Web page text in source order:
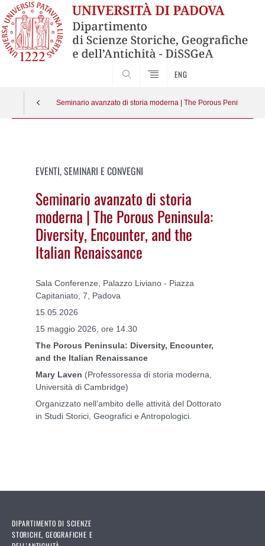
ENG
Seminario avanzato di storia moderna | The Porous Peninsula:
EVENTI, SEMINARI E CONVEGNI
Seminario avanzato di storia
moderna | The Porous Peninsula:
Diversity, Encounter, and the
Italian Renaissance
Sala Conferenze, Palazzo Liviano - Piazza
Capitaniato, 7, Padova
15.05.2026
15 maggio 2026, ore 14.30
The Porous Peninsula: Diversity, Encounter,
and the Italian Renaissance
Mary Laven (Professoressa di storia moderna,
Università di Cambridge)
Organizzato nell’ambito delle attività del Dottorato
in Studi Storici, Geografici e Antropologici.
DIPARTIMENTO DI SCIENZE
STORICHE, GEOGRAFICHE E